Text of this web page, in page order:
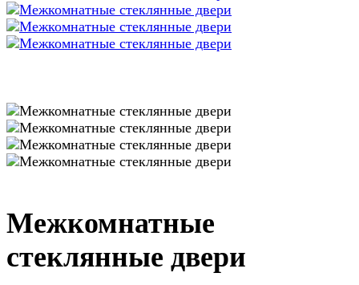
Межкомнатные
стеклянные двери